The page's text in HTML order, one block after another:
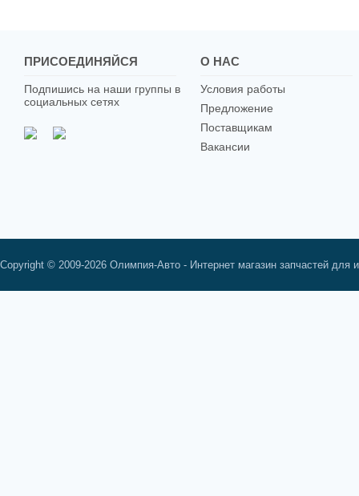
ПРИСОЕДИНЯЙСЯ
Подпишись на наши группы в
социальных сетях
О НАС
Условия работы
Предложение
Поставщикам
Вакансии
Copyright © 2009-2026 Олимпия-Авто - Интернет магазин запчастей для